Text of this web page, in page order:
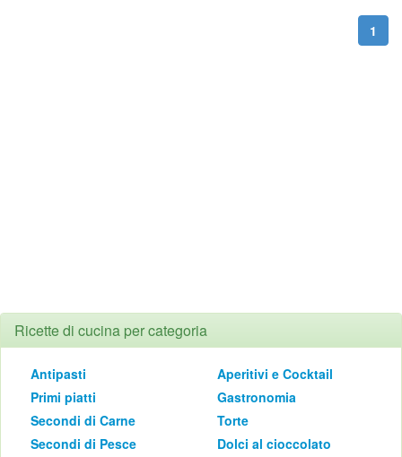
1
Ricette di cucina per categoria
Antipasti
Primi piatti
Secondi di Carne
Secondi di Pesce
Aperitivi e Cocktail
Gastronomia
Torte
Dolci al cioccolato